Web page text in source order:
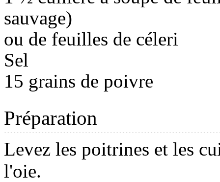
sauvage)
ou de feuilles de céleri
Sel
15 grains de poivre
Préparation
Levez les poitrines et les
l'oie.